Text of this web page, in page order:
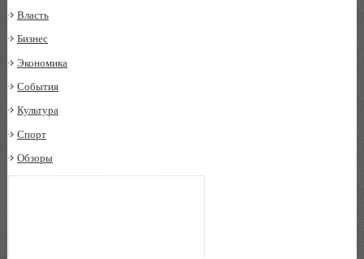
Власть
Бизнес
Экономика
События
Культура
Спорт
Обзоры